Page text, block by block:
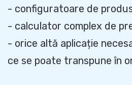
- configuratoare de
- calculator complex de
- orice altă aplicație
ce se poate transpune în